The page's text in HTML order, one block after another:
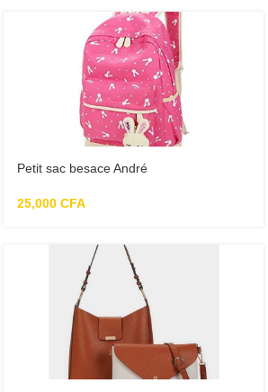
Petit sac besace André
25,000 CFA